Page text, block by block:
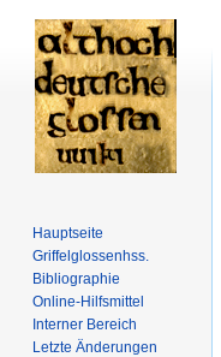
Hauptseite
Griffelglossenhss.
Bibliographie
Online-Hilfsmittel
Interner Bereich
Letzte Änderungen